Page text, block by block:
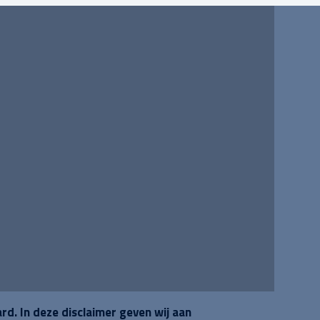
In deze disclaimer geven wij aan